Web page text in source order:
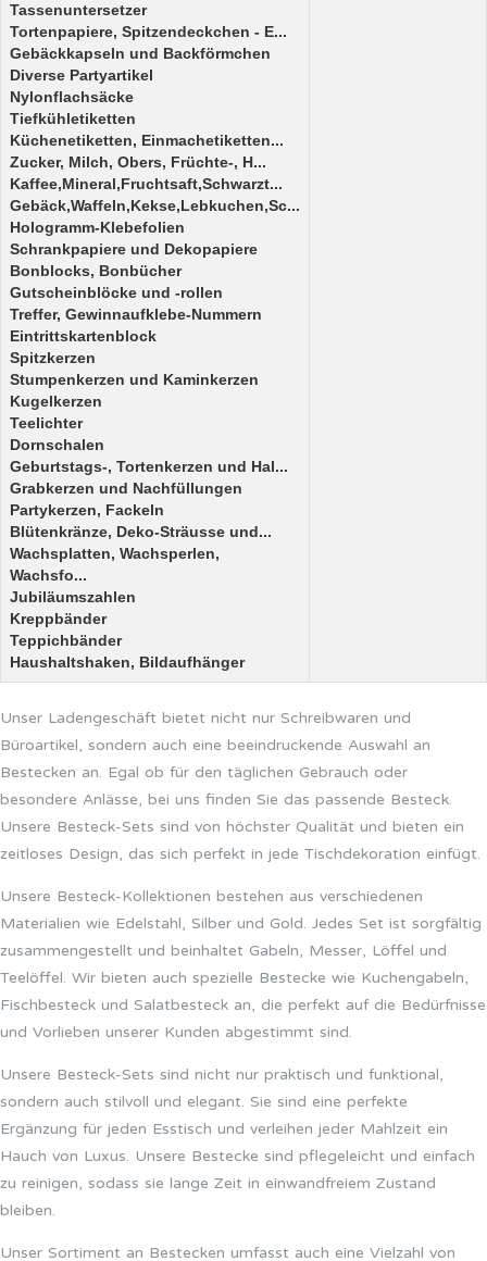
Tassenuntersetzer
Tortenpapiere, Spitzendeckchen - E...
Gebäckkapseln und Backförmchen
Diverse Partyartikel
Nylonflachsäcke
Tiefkühletiketten
Küchenetiketten, Einmachetiketten...
Zucker, Milch, Obers, Früchte-, H...
Kaffee,Mineral,Fruchtsaft,Schwarzt...
Gebäck,Waffeln,Kekse,Lebkuchen,Sc...
Hologramm-Klebefolien
Schrankpapiere und Dekopapiere
Bonblocks, Bonbücher
Gutscheinblöcke und -rollen
Treffer, Gewinnaufklebe-Nummern
Eintrittskartenblock
Spitzkerzen
Stumpenkerzen und Kaminkerzen
Kugelkerzen
Teelichter
Dornschalen
Geburtstags-, Tortenkerzen und Hal...
Grabkerzen und Nachfüllungen
Partykerzen, Fackeln
Blütenkränze, Deko-Sträusse und...
Wachsplatten, Wachsperlen,
Wachsfo...
Jubiläumszahlen
Kreppbänder
Teppichbänder
Haushaltshaken, Bildaufhänger
Unser Ladengeschäft bietet nicht nur Schreibwaren und
Büroartikel, sondern auch eine beeindruckende Auswahl an
Bestecken an. Egal ob für den täglichen Gebrauch oder
besondere Anlässe, bei uns finden Sie das passende Besteck.
Unsere Besteck-Sets sind von höchster Qualität und bieten ein
zeitloses Design, das sich perfekt in jede Tischdekoration einfügt.
Unsere Besteck-Kollektionen bestehen aus verschiedenen
Materialien wie Edelstahl, Silber und Gold. Jedes Set ist sorgfältig
zusammengestellt und beinhaltet Gabeln, Messer, Löffel und
Teelöffel. Wir bieten auch spezielle Bestecke wie Kuchengabeln,
Fischbesteck und Salatbesteck an, die perfekt auf die Bedürfnisse
und Vorlieben unserer Kunden abgestimmt sind.
Unsere Besteck-Sets sind nicht nur praktisch und funktional,
sondern auch stilvoll und elegant. Sie sind eine perfekte
Ergänzung für jeden Esstisch und verleihen jeder Mahlzeit ein
Hauch von Luxus. Unsere Bestecke sind pflegeleicht und einfach
zu reinigen, sodass sie lange Zeit in einwandfreiem Zustand
bleiben.
Unser Sortiment an Bestecken umfasst auch eine Vielzahl von